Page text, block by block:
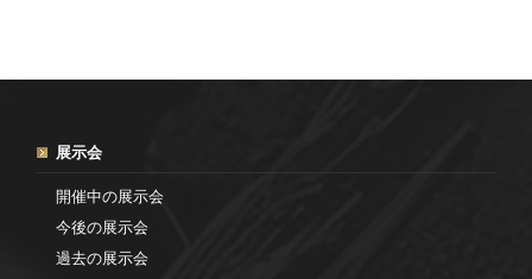
展示会
開催中の展示会
今後の展示会
過去の展示会